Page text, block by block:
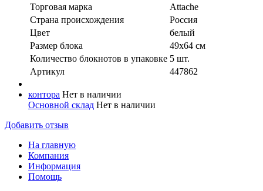
Торговая марка
Attache
Страна происхождения
Россия
Цвет
белый
Размер блока
49х64 см
Количество блокнотов в упаковке 5 шт.
Артикул
447862
контора Нет в наличии
Основной склад Нет в наличии
Добавить отзыв
На главную
Компания
Информация
Помощь